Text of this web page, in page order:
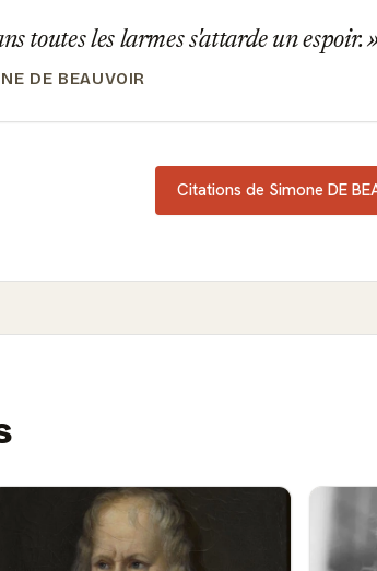
toutes les larmes s'attarde un espoir.
DE BEAUVOIR
Citations de Simone DE